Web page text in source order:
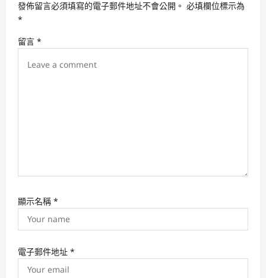
t
i
o
發佈留言必須填寫的電子郵件地址不會公開。 必填欄位標示為
*
留言 *
顯示名稱 *
電子郵件地址 *